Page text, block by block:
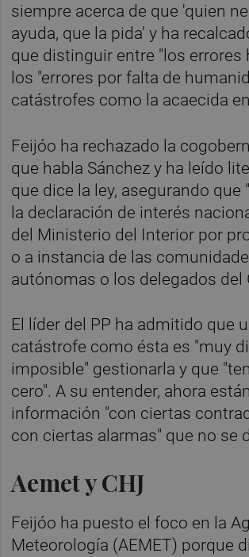
siempre acerca de que 'quien
ayuda, que la pida' y ha
que distinguir entre "los errores
los "errores por falta de
catástrofes como la acaecida
Feijóo ha rechazado la
que habla Sánchez y ha leído
que dice la ley, asegurando que
la declaración de interés
del Ministerio del Interior por
o a instancia de las
autónomas o los delegados del
El líder del PP ha admitido que
catástrofe como ésta es "muy
imposible" gestionarla y que
cero". A su entender, ahora
información "con ciertas
con ciertas alarmas" que no se
Aemet y CHJ
Feijóo ha puesto el foco en la
Meteorología (AEMET) porque